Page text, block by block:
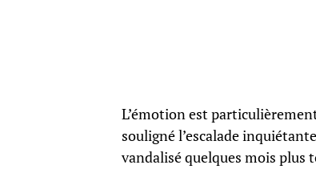
L’émotion est
souligné l’escalade
vandalisé quelques mois plus